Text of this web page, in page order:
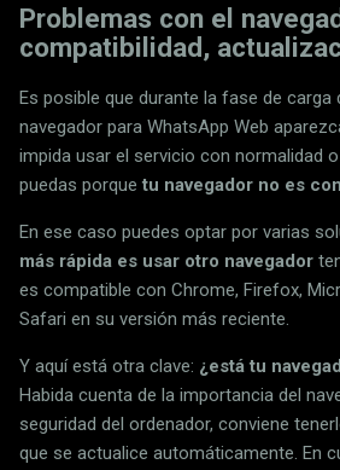
Problemas con el
compatibilidad,
Es posible que durante la fase de carga
navegador para WhatsApp Web
impida usar el servicio con normalidad
puedas porque tu navegador no es
En ese caso puedes optar por varias
más rápida es usar otro navegador
es compatible con Chrome, Firefox,
Safari en su versión más reciente.
Y aquí está otra clave: ¿está tu
Habida cuenta de la importancia del
seguridad del ordenador, conviene
que se actualice automáticamente. En